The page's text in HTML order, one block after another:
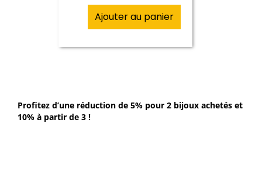
Ajouter au panier
Profitez d’une réduction de 5% pour 2 bijoux achetés et
10% à partir de 3 !